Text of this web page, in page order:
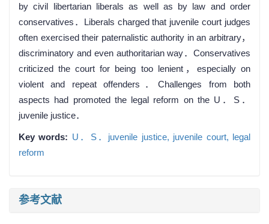
by civil libertarian liberals as well as by law and order
conservatives．Liberals charged that juvenile court judges
often exercised their paternalistic authority in an arbitrary，
discriminatory and even authoritarian way．Conservatives
criticized the court for being too lenient，especially on
violent and repeat offenders．Challenges from both
aspects had promoted the legal reform on the U．S．
juvenile justice．
Key words: U．S．juvenile justice, juvenile court, legal
reform
参考文献